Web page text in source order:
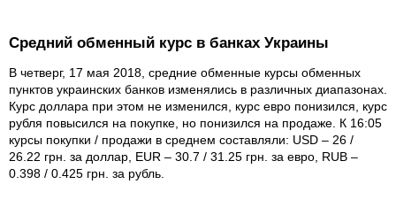
Средний обменный курс в банках Украины
В четверг, 17 мая 2018, средние обменные курсы обменных
пунктов украинских банков изменялись в различных диапазонах.
Курс доллара при этом не изменился, курс евро понизился, курс
рубля повысился на покупке, но понизился на продаже. К 16:05
курсы покупки / продажи в среднем составляли: USD – 26 /
26.22 грн. за доллар, EUR – 30.7 / 31.25 грн. за евро, RUB –
0.398 / 0.425 грн. за рубль.